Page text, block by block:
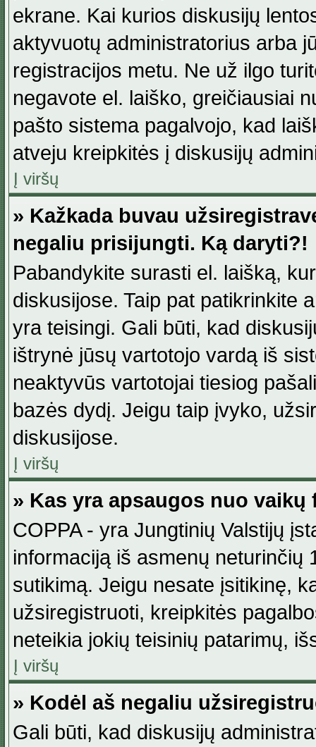
ekrane. Kai kurios diskusijų
aktyvuotų administratorius arba
registracijos metu. Ne už ilgo
negavote el. laiško, greičiausiai
pašto sistema pagalvojo, kad
atveju kreipkitės į diskusijų
Į viršų
» Kažkada buvau
negaliu prisijungti. Ką daryti?!
Pabandykite surasti el. laišką,
diskusijose. Taip pat patikrinkite
yra teisingi. Gali būti, kad
ištrynė jūsų vartotojo vardą iš
neaktyvūs vartotojai tiesiog
bazės dydį. Jeigu taip įvyko,
diskusijose.
Į viršų
» Kas yra apsaugos nuo vaikų
COPPA - yra Jungtinių Valstijų
informaciją iš asmenų neturinčių
sutikimą. Jeigu nesate įsitikinę,
užsiregistruoti, kreipkitės
neteikia jokių teisinių patarimų,
Į viršų
» Kodėl aš negaliu
Gali būti, kad diskusijų